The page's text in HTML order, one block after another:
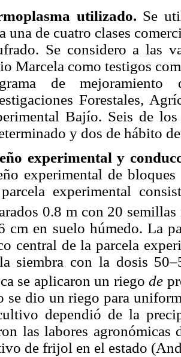
utilizado. Se
una de cuatro clases
Se considero a las
Marcela como testigos
de
Forestales,
Bajío. Seis de
y dos de hábito
experimental y
experimental de
experimental
0.8 m con 20 semillas
cm en suelo húmedo. La
central de la parcela
siembra con la dosis
se aplicaron un riegode
se dio un riego para
dependió de la
las labores agronómicas
de frijol en el estado